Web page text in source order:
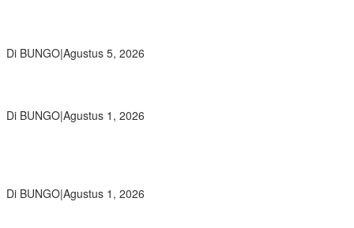
Di BUNGO|Agustus 5, 2026
Di BUNGO|Agustus 1, 2026
Di BUNGO|Agustus 1, 2026